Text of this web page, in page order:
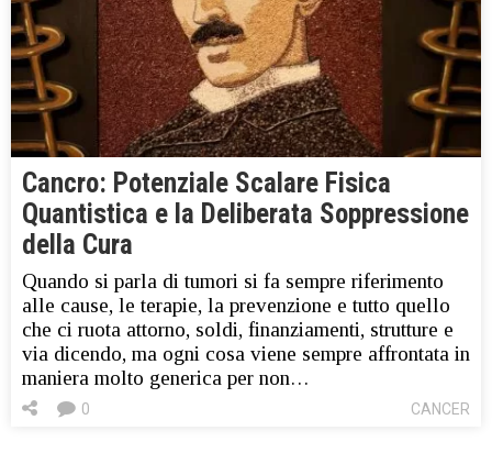
Cancro: Potenziale Scalare Fisica
Quantistica e la Deliberata Soppressione
della Cura
Quando si parla di tumori si fa sempre riferimento
alle cause, le terapie, la prevenzione e tutto quello
che ci ruota attorno, soldi, finanziamenti, strutture e
via dicendo, ma ogni cosa viene sempre affrontata in
maniera molto generica per non…
CANCER
0